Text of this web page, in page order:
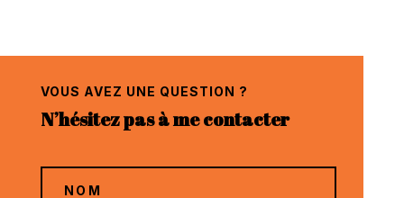
VOUS AVEZ UNE QUESTION ?
N’hésitez pas à me contacter